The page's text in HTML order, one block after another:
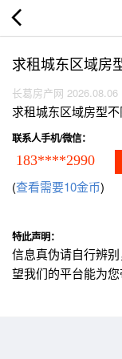
求租城东区域房
长葛房产网 2026.08.06
求租城东区域房型
联系人手机/微信：
183****2990
(查看需要10金币)
特此声明：
信息真伪请自行辨
望我们的平台能为您